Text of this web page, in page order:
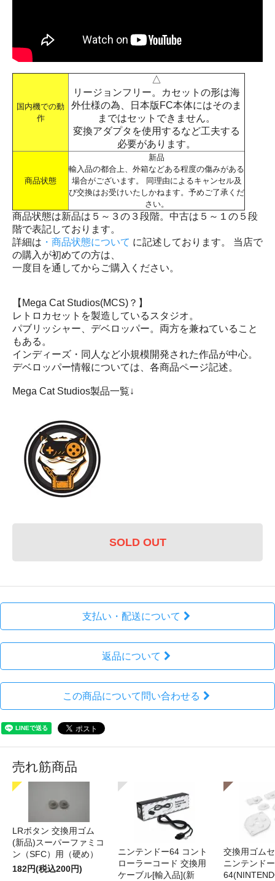
国内機での動
作
△
リージョンフリー。カセットの形は海
外仕様の為、日本版FC本体にはそのま
まではセットできません。
変換アダプタを使用するなど工夫する
必要があります。
商品状態
新品
輸入品の都合上、外箱などある程度の傷みがある
場合がございます。 同理由によるキャンセル及
び交換はお受けいたしかねます。予めご了承くだ
さい。
商品状態は新品は５～３の３段階。中古は５～１の５段
階で表記しております。
詳細は ・商品状態について に記述しております。 当店で
の購入が初めての方は、
一度目を通してからご購入ください。
【Mega Cat Studios(MCS)？】
レトロカセットを製造しているスタジオ。
パブリッシャー、デベロッパー。両方を兼ねていること
もある。
インディーズ・同人など小規模開発された作品が中心。
デベロッパー情報については、各商品ページ記述。
Mega Cat Studios製品一覧↓
SOLD OUT
支払い・配送について
返品について
この商品について問い合わせる
売れ筋商品
LRボタン 交換用ゴム
(新品)スーパーファミコ
ン（SFC）用（硬め）
182円(税込200円)
ニンテンドー64 コント
ローラーコード 交換用
ケーブル[輸入品](新
交換用ゴム
ニンテンドー